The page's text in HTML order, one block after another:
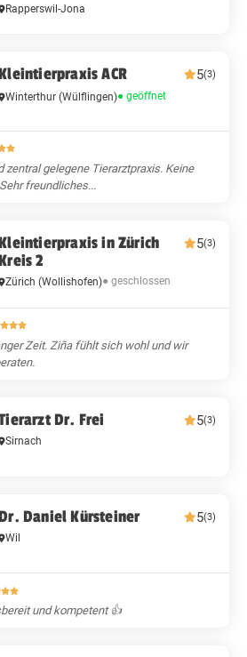
Rapperswil-Jona
ACR 5(3)
Winterthur(Wülflingen)● geöffnet
zentral gelegene Tierarztpraxis. Keine
freundliches...
in Zürich
2
5(3)
Zürich(Wollishofen)● geschlossen
Zeit. Ziña fühlt sich wohl und wir
Dr. Frei 5(3)
Sirnach
Daniel Kürsteiner 5(3)
Wil
und kompetent 👍